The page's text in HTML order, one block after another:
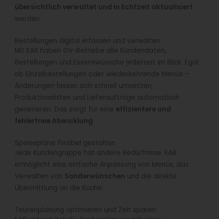
übersichtlich verwaltet und in Echtzeit aktualisiert
werden.
Bestellungen digital erfassen und verwalten
Mit EAR haben GV-Betriebe alle Kundendaten,
Bestellungen und Essenswünsche jederzeit im Blick. Egal
ob Einzelbestellungen oder wiederkehrende Menüs –
Änderungen lassen sich schnell umsetzen,
Produktionslisten und Lieferaufträge automatisch
generieren. Das sorgt für eine effizientere und
fehlerfreie Abwicklung
Speisepläne flexibel gestalten
Jede Kundengruppe hat andere Bedürfnisse. EAR
ermöglicht eine einfache Anpassung von Menüs, das
Verwalten von Sonderwünschen und die direkte
Übermittlung an die Küche.
Tourenplanung optimieren und Zeit sparen